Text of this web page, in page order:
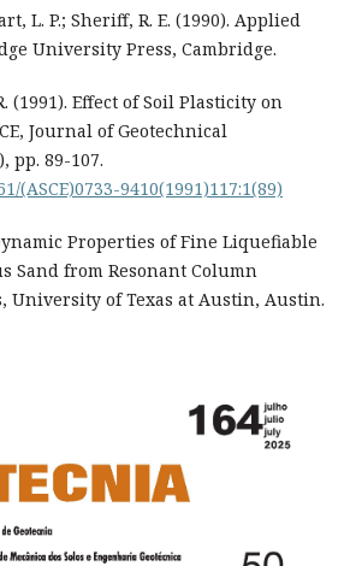
L. P.; Sheriff, R. E. (1990). Applied
University Press, Cambridge.
(1991). Effect of Soil Plasticity on
Journal of Geotechnical
pp. 89-107.
(ASCE)0733-9410(1991)117:1(89)
Properties of Fine Liquefiable
Sand from Resonant Column
University of Texas at Austin, Austin.